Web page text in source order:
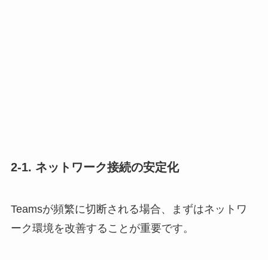
2-1. ネットワーク接続の安定化
Teamsが頻繁に切断される場合、まずはネットワ
ーク環境を改善することが重要です。